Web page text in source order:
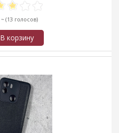
(13 голосов)
В корзину